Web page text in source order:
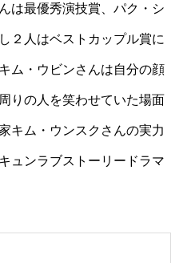
は最優秀演技賞、パク・シ
２人はベストカップル賞に
ム・ウビンさんは自分の顔
りの人を笑わせていた場面
キム・ウンスクさんの実力
ュンラブストーリードラマ